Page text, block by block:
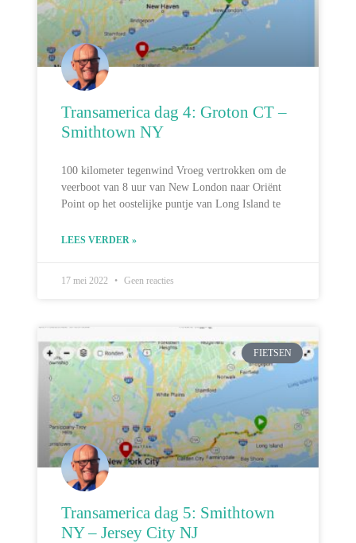
Transamerica dag 4: Groton CT –
Smithtown NY
100 kilometer tegenwind Vroeg vertrokken om de
veerboot van 8 uur van New London naar Oriënt
Point op het oostelijke puntje van Long Island te
LEES VERDER »
17 mei 2022 Geen reacties
FIETSEN
Transamerica dag 5: Smithtown
NY – Jersey City NJ